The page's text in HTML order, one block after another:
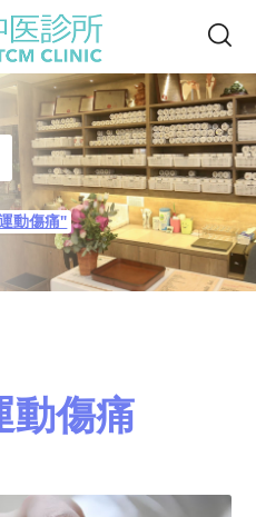
動傷痛"
動傷痛